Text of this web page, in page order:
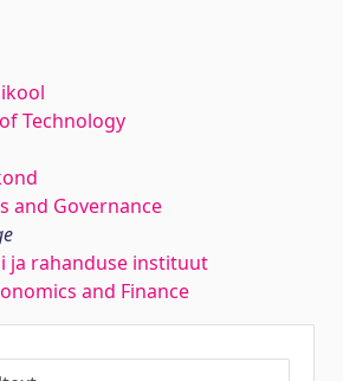
Technology
and Governance
ja rahanduse instituut
and Finance